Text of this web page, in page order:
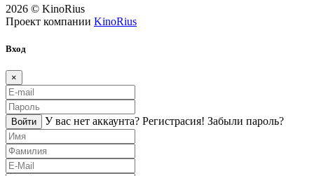
2026 © KinoRius
Проект компании KinoRius
Вход
×
Войти У вас нет аккаунта? Регистраcия! Забыли пароль?